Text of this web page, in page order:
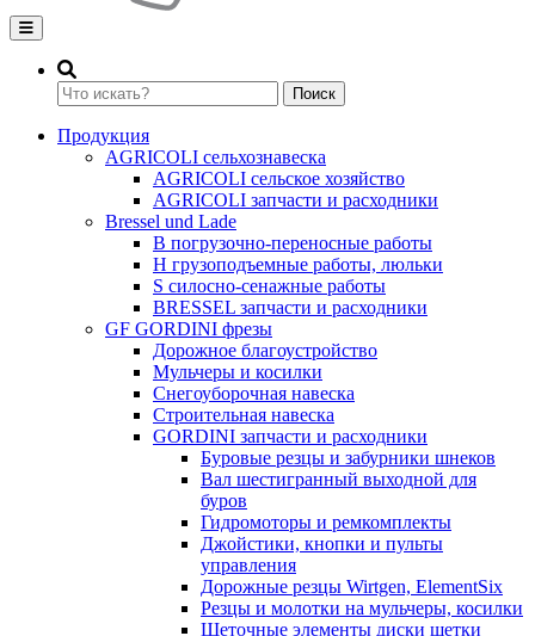
Переключение навигации
Поиск
Продукция
AGRICOLI сельхознавеска
AGRICOLI сельское хозяйство
AGRICOLI запчасти и расходники
Bressel und Lade
B погрузочно-переносные работы
H грузоподъемные работы, люльки
S силосно-сенажные работы
BRESSEL запчасти и расходники
GF GORDINI фрезы
Дорожное благоустройство
Мульчеры и косилки
Снегоуборочная навеска
Строительная навеска
GORDINI запчасти и расходники
Буровые резцы и забурники шнеков
Вал шестигранный выходной для
буров
Гидромоторы и ремкомплекты
Джойстики, кнопки и пульты
управления
Дорожные резцы Wirtgen, ElementSix
Резцы и молотки на мульчеры, косилки
Щеточные элементы диски щетки